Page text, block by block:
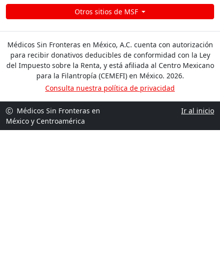
Otros sitios de MSF
Médicos Sin Fronteras en México, A.C. cuenta con autorización
para recibir donativos deducibles de conformidad con la Ley
del Impuesto sobre la Renta, y está afiliada al Centro Mexicano
para la Filantropía (CEMEFI) en México. 2026.
Consulta nuestra política de privacidad
Médicos Sin Fronteras en
México y Centroamérica
Ir al inicio